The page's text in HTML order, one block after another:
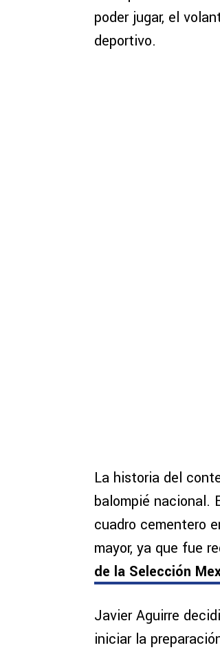
poder jugar, el
deportivo.
La historia del
balompié nacional.
cuadro cementero
mayor, ya que fue
de la Selección
Javier Aguirre
iniciar la